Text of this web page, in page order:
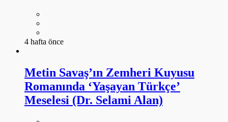
4 hafta önce
Metin Savaş’ın Zemheri Kuyusu
Romanında ‘Yaşayan Türkçe’
Meselesi (Dr. Selami Alan)